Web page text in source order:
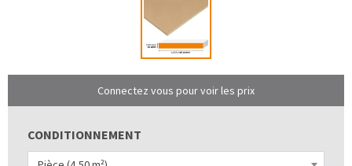
Connectez vous pour voir les prix
CONDITIONNEMENT